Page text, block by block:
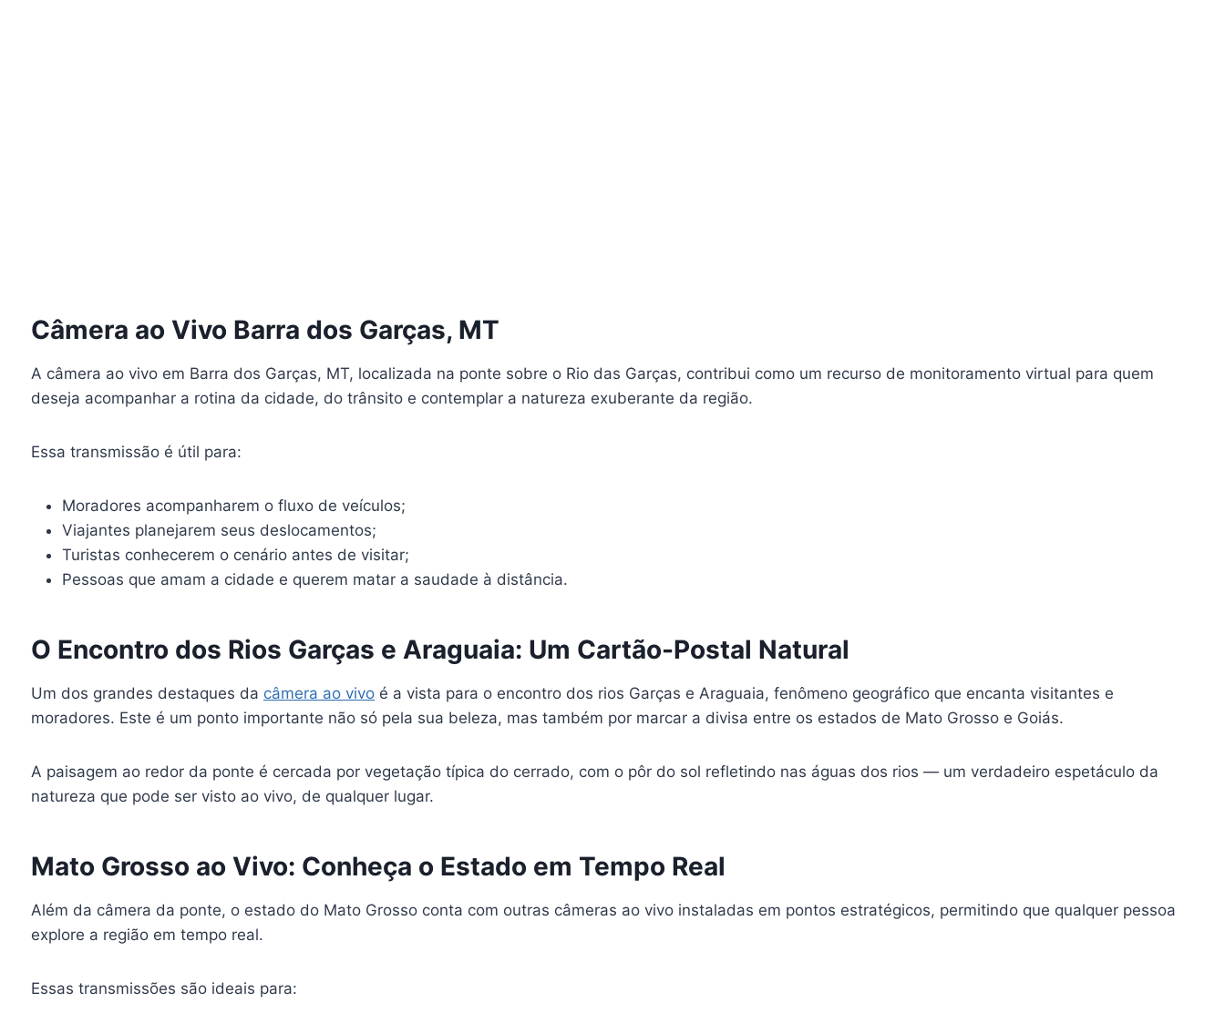
Câmera ao Vivo Barra dos Garças, MT
A câmera ao vivo em Barra dos Garças, MT, localizada na ponte sobre o Rio das Garças, contribui como um recurso de monitoramento virtual para quem
deseja acompanhar a rotina da cidade, do trânsito e contemplar a natureza exuberante da região.
Essa transmissão é útil para:
Moradores acompanharem o fluxo de veículos;
Viajantes planejarem seus deslocamentos;
Turistas conhecerem o cenário antes de visitar;
Pessoas que amam a cidade e querem matar a saudade à distância.
O Encontro dos Rios Garças e Araguaia: Um Cartão-Postal Natural
Um dos grandes destaques da câmera ao vivo é a vista para o encontro dos rios Garças e Araguaia, fenômeno geográfico que encanta visitantes e
moradores. Este é um ponto importante não só pela sua beleza, mas também por marcar a divisa entre os estados de Mato Grosso e Goiás.
A paisagem ao redor da ponte é cercada por vegetação típica do cerrado, com o pôr do sol refletindo nas águas dos rios — um verdadeiro espetáculo da
natureza que pode ser visto ao vivo, de qualquer lugar.
Mato Grosso ao Vivo: Conheça o Estado em Tempo Real
Além da câmera da ponte, o estado do Mato Grosso conta com outras câmeras ao vivo instaladas em pontos estratégicos, permitindo que qualquer pessoa
explore a região em tempo real.
Essas transmissões são ideais para: